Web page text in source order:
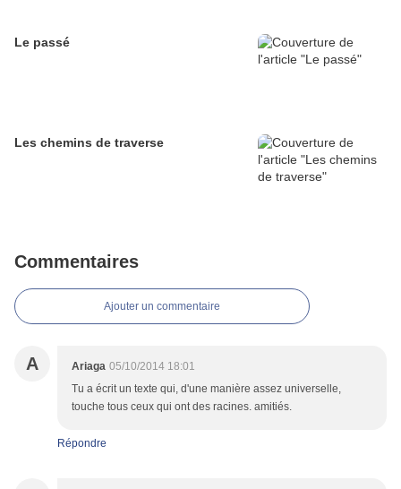
Le passé
Les chemins de traverse
Commentaires
Ajouter un commentaire
A Ariaga 05/10/2014 18:01
Tu a écrit un texte qui, d'une manière assez universelle,
touche tous ceux qui ont des racines. amitiés.
Répondre